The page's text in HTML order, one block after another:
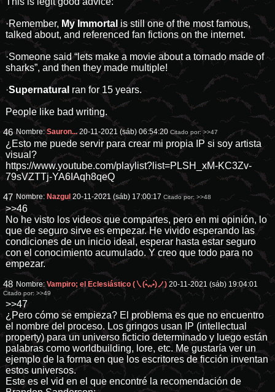
·Remember, My Immortal is still one of the most famous,
talked about, and referenced fan fictions on the internet.
·Someone said “lets make a movie about a tornado made of
sharks”, and then they made multiple!
·Supernatural ran for 15 years.
People like bad writing.
46 Nombre:Sauron... 20-11-2021 (sáb) 06:54:20 Citado por:>>47
¿Esto me puede servir para crear mi propia IP si soy artista
visual?
https://www.youtube.com/playlist?list=PLSH_xM-KC3Zv-
79sVZTTj-YA6IAqh8qeQ
47 Nombre: Nazgul 20-11-2021 (sáb) 17:00:17 Citado por:>>48
>>46
No he visto los videos que compartes, pero en mi opinión, lo
que de seguro sirve es empezar. He vivido esperando las
condiciones de un inicio ideal, esperar hasta estar seguro
con el conocimiento acumulado. Y creo que todo para no
empezar.
48 Nombre:Vampiro; el Eclesiástico (㇏(•̀ᵥᵥ•́)ノ) 20-11-2021 (sáb) 19:04:01
Citado por: >>49
>>47
¿Pero cómo se empieza? El problema es que no encuentro
el nombre del proceso. Los gringos usan IP (intellectual
property) para un universo ficticio determinado y luego están
palabras como worldbuilding, lore, etc. Me gustaría ver un
ejemplo de la forma en que los escritores de ficción inventan
estos universos.
Este es el vid en el que encontré la recomendación de